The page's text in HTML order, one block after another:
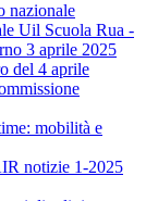
nazionale
Uil Scuola Rua -
3 aprile 2025
del 4 aprile
mobilità e
notizie 1-2025